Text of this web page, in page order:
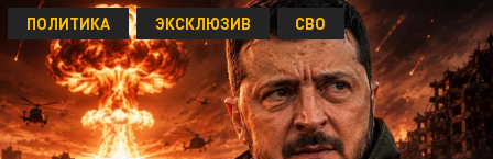
ПОЛИТИКА ЭКСКЛЮЗИВ СВО